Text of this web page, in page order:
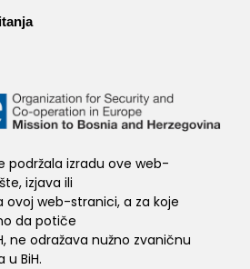
podržala izradu ove web-
izjava ili
ovoj web-stranici, a za koje
da potiče
ne odražava nužno zvaničnu
u BiH.